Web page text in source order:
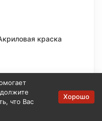
краска
что Вас
Хорошо